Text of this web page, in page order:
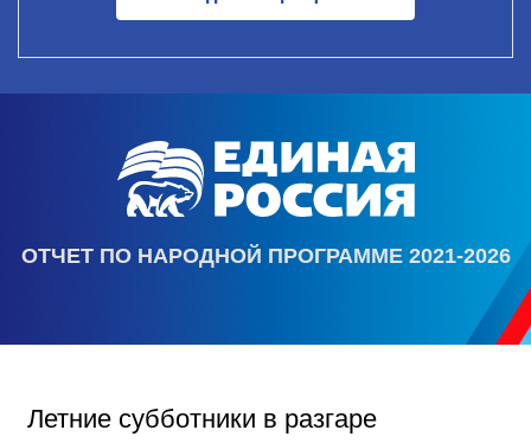
ОТЧЕТ ПО НАРОДНОЙ ПРОГРАММЕ 2021-2026
Летние субботники в разгаре